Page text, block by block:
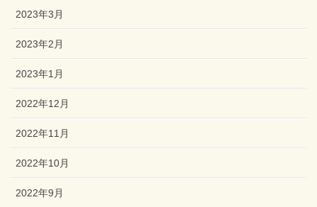
2023年3月
2023年2月
2023年1月
2022年12月
2022年11月
2022年10月
2022年9月